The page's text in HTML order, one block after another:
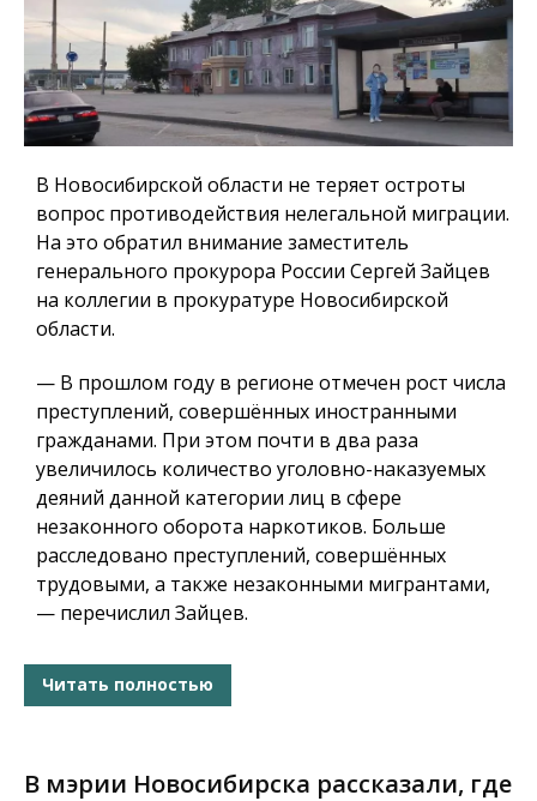
В Новосибирской области не теряет остроты
вопрос противодействия нелегальной миграции.
На это обратил внимание заместитель
генерального прокурора России Сергей Зайцев
на коллегии в прокуратуре Новосибирской
области.
— В прошлом году в регионе отмечен рост числа
преступлений, совершённых иностранными
гражданами. При этом почти в два раза
увеличилось количество уголовно-наказуемых
деяний данной категории лиц в сфере
незаконного оборота наркотиков. Больше
расследовано преступлений, совершённых
трудовыми, а также незаконными мигрантами,
— перечислил Зайцев.
Читать полностью
В мэрии Новосибирска рассказали, где